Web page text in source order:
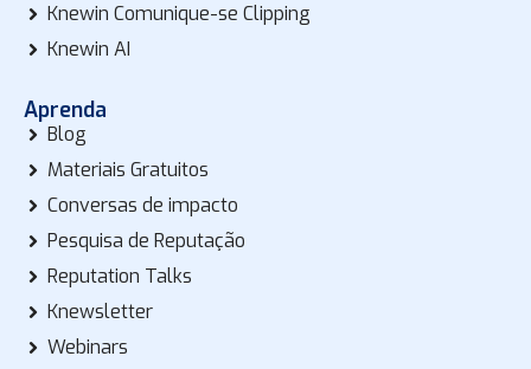
Knewin Comunique-se Clipping
Knewin AI
Aprenda
Blog
Materiais Gratuitos
Conversas de impacto
Pesquisa de Reputação
Reputation Talks
Knewsletter
Webinars